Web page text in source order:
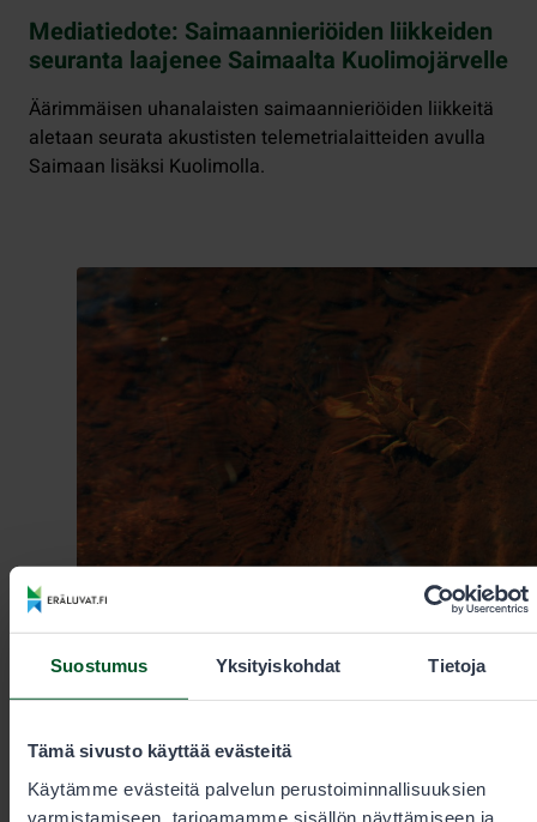
Suostumus Yksityiskohdat Tietoja
Tämä sivusto käyttää evästeitä
Käytämme evästeitä palvelun perustoiminnallisuuksien
varmistamiseen, tarjoamamme sisällön näyttämiseen ja
Mediatiedote: Saimaannieriöiden liikkeiden
seuranta laajenee Saimaalta Kuolimojärvelle
Äärimmäisen uhanalaisten saimaannieriöiden liikkeitä
aletaan seurata akustisten telemetrialaitteiden avulla
Saimaan lisäksi Kuolimolla.
17.6.2025
Kalastus
Mediatiedote: Jokirapu rauhoitetaan valtion
vesialueilla